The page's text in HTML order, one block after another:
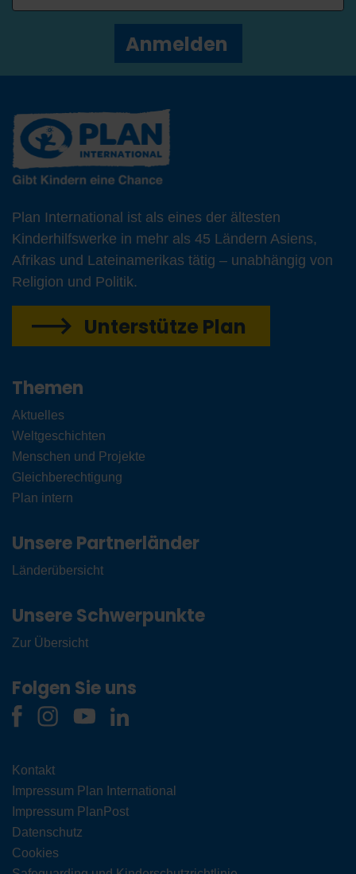
Anmelden
Plan International ist als eines der ältesten
Kinderhilfswerke in mehr als 45 Ländern Asiens,
Afrikas und Lateinamerikas tätig – unabhängig von
Religion und Politik.
Unterstütze Plan
Themen
Aktuelles
Weltgeschichten
Menschen und Projekte
Gleichberechtigung
Plan intern
Unsere Partnerländer
Länderübersicht
Unsere Schwerpunkte
Zur Übersicht
Folgen Sie uns
Kontakt
Impressum Plan International
Impressum PlanPost
Datenschutz
Cookies